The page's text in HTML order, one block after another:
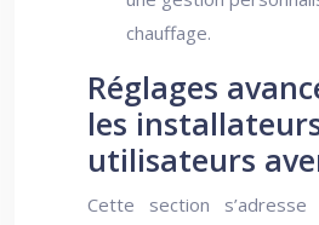
chauffage.
Réglages
les
utilisateurs
Cette section s’adresse